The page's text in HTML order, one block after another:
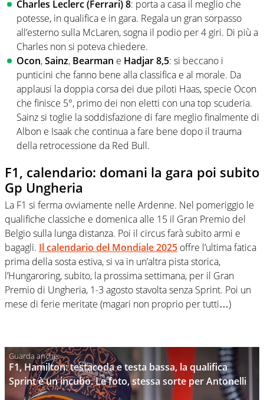
Charles Leclerc (Ferrari) 8: porta a casa il meglio che
potesse, in qualifica e in gara. Regala un gran sorpasso
all’esterno sulla McLaren, sogna il podio per 4 giri. Di più a
Charles non si poteva chiedere.
Ocon,Sainz, Bearman e Hadjar 8,5: si beccano i
punticini che fanno bene alla classifica e al morale. Da
applausi la doppia corsa dei due piloti Haas, specie Ocon
che finisce 5°, primo dei non eletti con una top scuderia.
Sainz si toglie la soddisfazione di fare meglio finalmente di
Albon e Isaak che continua a fare bene dopo il trauma
della retrocessione da Red Bull.
F1, calendario: domani la gara poi subito
Gp Ungheria
La F1 si ferma ovviamente nelle Ardenne. Nel pomeriggio le
qualifiche classiche e domenica alle 15 il Gran Premio del
Belgio sulla lunga distanza. Poi il circus farà subito armi e
bagagli. Il calendario del Mondiale 2025 offre l’ultima fatica
prima della sosta estiva, si va in un’altra pista storica,
l’Hungaroring, subito, la prossima settimana, per il Gran
Premio di Ungheria, 1-3 agosto stavolta senza Sprint. Poi un
mese di ferie meritate (magari non proprio per tutti…)
F1, Hamilton: testacoda e testa bassa, la qualifica
Sprint è un incubo. Le foto, stessa sorte per Antonelli